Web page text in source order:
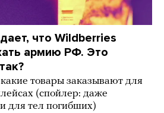
что Wildberries
армию РФ. Это
товары заказывают для
(спойлер: даже
для тел погибших)